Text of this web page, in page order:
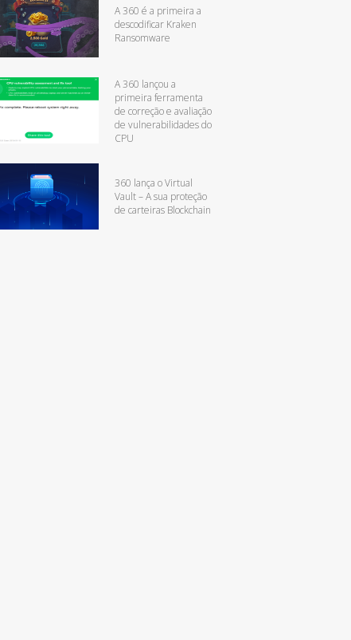
A 360 é a primeira a
descodificar Kraken
Ransomware
A 360 lançou a
primeira ferramenta
de correção e avaliação
de vulnerabilidades do
CPU
360 lança o Virtual
Vault – A sua proteção
de carteiras Blockchain